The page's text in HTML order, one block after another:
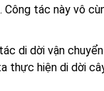
tác này vô
di dời vận
thực hiện di dời